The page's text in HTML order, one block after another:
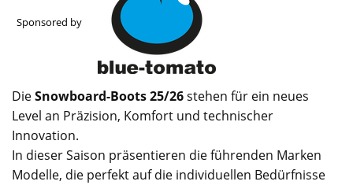
Sponsored by
DieSnowboard-Boots 25/26stehen für ein neues
Level an Präzision, Komfort und technischer
Innovation.
In dieser Saison präsentieren die führenden Marken
Modelle, die perfekt auf die individuellen Bedürfnisse